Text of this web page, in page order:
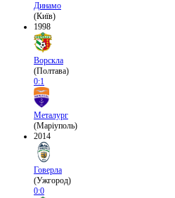
Динамо
(Київ)
1998
Ворскла
(Полтава)
0:1
Металург
(Маріуполь)
2014
Говерла
(Ужгород)
0:0